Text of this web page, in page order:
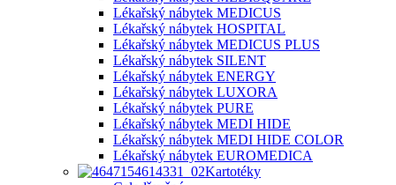
Lékařský nábytek MEDICUS
Lékařský nábytek HOSPITAL
Lékařský nábytek MEDICUS PLUS
Lékařský nábytek SILENT
Lékařský nábytek ENERGY
Lékařský nábytek LUXORA
Lékařský nábytek PURE
Lékařský nábytek MEDI HIDE
Lékařský nábytek MEDI HIDE COLOR
Lékařský nábytek EUROMEDICA
Kartotéky